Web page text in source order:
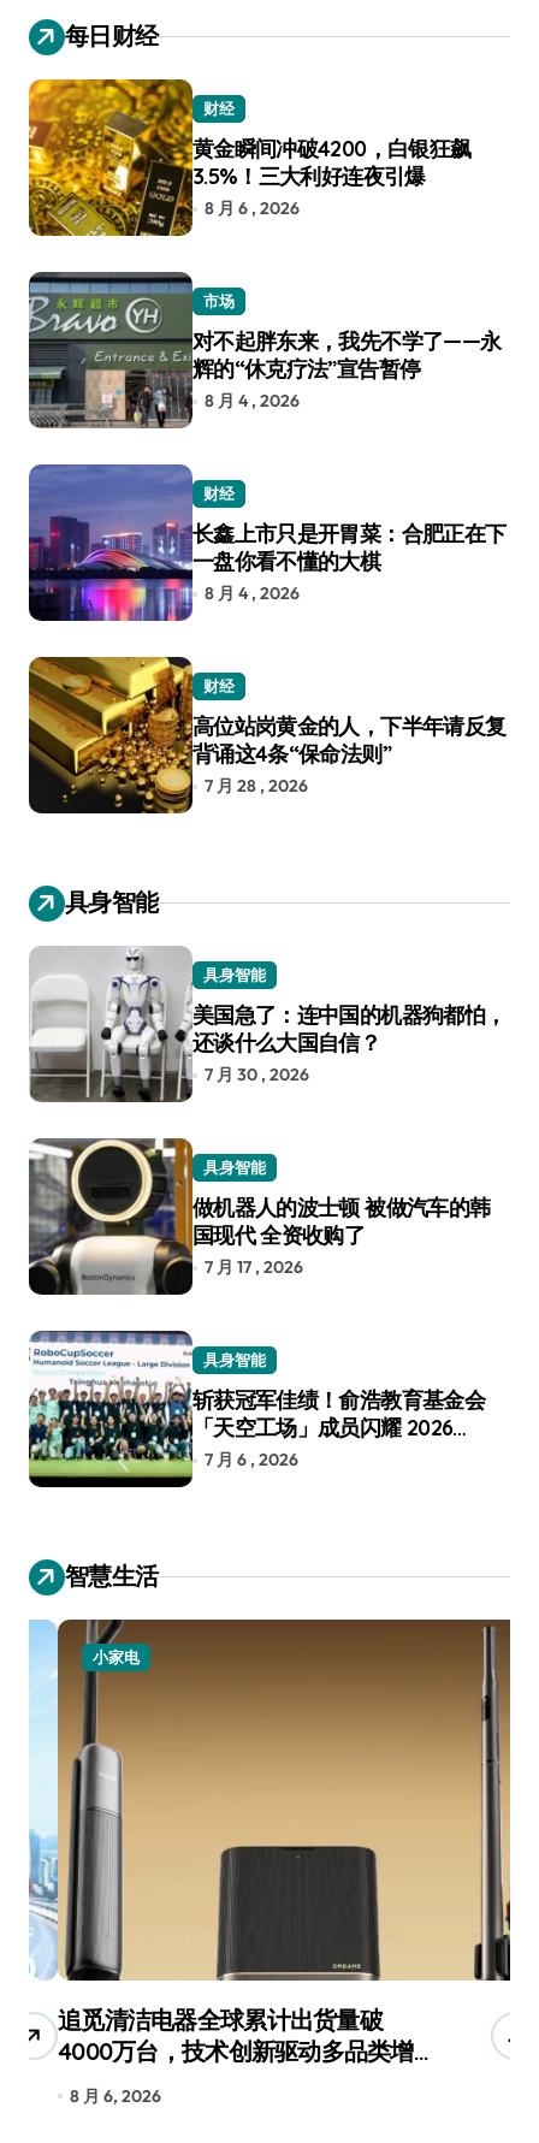
每日财经
财经
黄金瞬间冲破4200，白银狂飙
3.5%！三大利好连夜引爆
8 月 6 , 2026
市场
对不起胖东来，我先不学了——永
辉的“休克疗法”宣告暂停
8 月 4 , 2026
财经
长鑫上市只是开胃菜：合肥正在下
一盘你看不懂的大棋
8 月 4 , 2026
财经
高位站岗黄金的人，下半年请反复
背诵这4条“保命法则”
7 月 28 , 2026
具身智能
具身智能
美国急了：连中国的机器狗都怕，
还谈什么大国自信？
7 月 30 , 2026
具身智能
做机器人的波士顿 被做汽车的韩
国现代 全资收购了
7 月 17 , 2026
具身智能
斩获冠军佳绩！俞浩教育基金会
「天空工场」成员闪耀 2026
RoboCup 机器人世界杯
7 月 6 , 2026
智慧生活
小家电
追觅清洁电器全球累计出货量破
4000万台，技术创新驱动多品类增
8 月 6, 2026